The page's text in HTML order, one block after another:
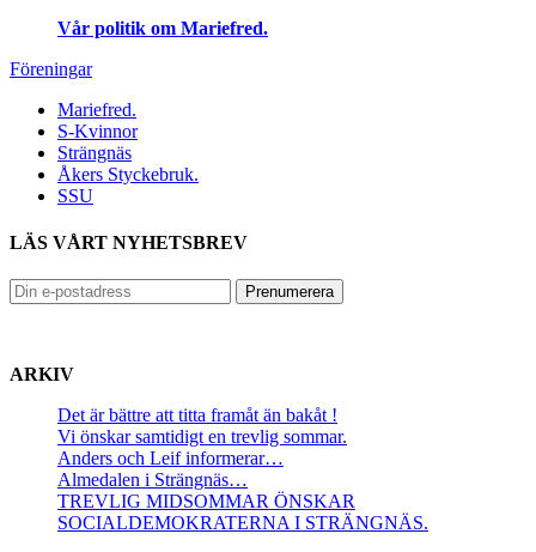
Vår politik om Mariefred.
Föreningar
Mariefred.
S-Kvinnor
Strängnäs
Åkers Styckebruk.
SSU
LÄS VÅRT NYHETSBREV
ARKIV
Det är bättre att titta framåt än bakåt !
Vi önskar samtidigt en trevlig sommar.
Anders och Leif informerar…
Almedalen i Strängnäs…
TREVLIG MIDSOMMAR ÖNSKAR
SOCIALDEMOKRATERNA I STRÄNGNÄS.